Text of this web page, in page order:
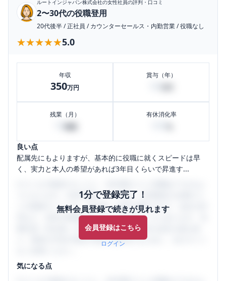
ルートインジャパン株式会社の女性社員の評判・口コミ
2〜30代の役職登用
20代後半/正社員 /カウンターセールス・内勤営業/役職なし
★★★★★
★★★★★5.0
年収
350万円
賞与（年）
残業（月） 有休消化率
良い点
配属先にもよりますが、基本的に役職に就くスピードは早
く、実力と本人の希望があれば3年目くらいで昇進す...
1分で登録完了！
無料会員登録で続きが見れます
会員登録はこちら
ログイン
うになります。SHEHUB(シーハブ)は、女性限定の企業口コ
ミの投稿サイトです。給与面・女性の働きやすさ・会社の評
判など、女性の転職は気にすべき点がたくさんあります。先
輩社員（元社員）の口コミを通して、本当の会社の姿を知
り、将来の不安や現在の悩みを解消するために、ぜひサイト
気になる点